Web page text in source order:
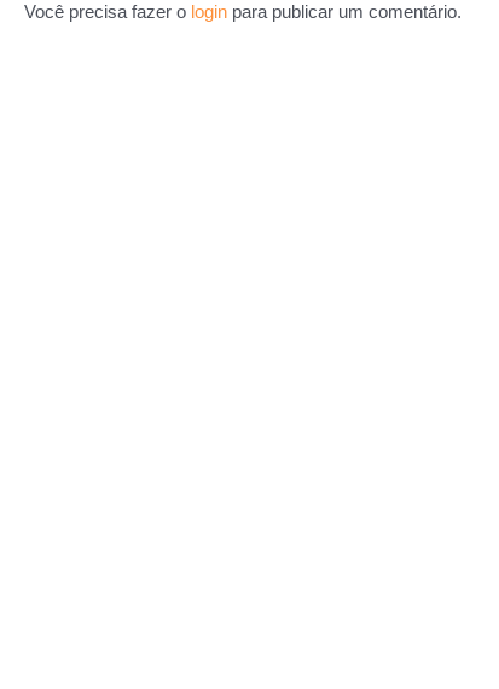
Você precisa fazer o login para publicar um comentário.